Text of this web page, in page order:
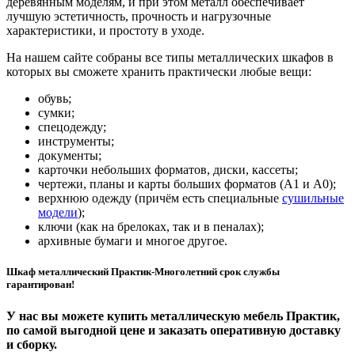
лучшую эстетичность, прочность и нагрузочные
характеристики, и простоту в уходе.
На нашем сайте собраны все типы металлических шкафов в
которых вы сможете хранить практически любые вещи:
обувь;
сумки;
спецодежду;
инструменты;
документы;
карточки небольших форматов, диски, кассеты;
чертежи, планы и карты больших форматов (А1 и А0);
верхнюю одежду (причём есть специальные сушильные
модели);
ключи (как на брелоках, так и в пеналах);
архивные бумаги и многое другое.
Шкаф металлический Практик-Многолетний срок службы
гарантирован!
У нас вы можете купить металлическую мебель Практик,
по самой выгодной цене и заказать оперативную доставку
и сборку.